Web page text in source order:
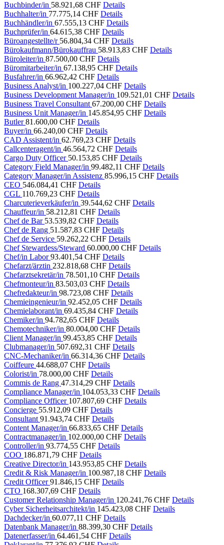
Buchbinder/in 58.921,68 CHF Details
Buchhalter/in 77.775,14 CHF Details
Buchhändler/in 67.555,13 CHF Details
Buchprüfer/in 64.615,38 CHF Details
Büroangestellte/r 56.804,34 CHF Details
Bürokaufmann/Bürokauffrau 58.913,83 CHF Details
Büroleiter/in 87.500,00 CHF Details
Büromitarbeiter/in 67.138,95 CHF Details
Busfahrer/in 66.962,42 CHF Details
Business Analyst/in 100.227,04 CHF Details
Business Development Manager/in 109.521,01 CHF Details
Business Travel Consultant 67.200,00 CHF Details
Business Unit Manager/in 145.854,95 CHF Details
Butler81.600,00 CHF Details
Buyer/in 66.240,00 CHF Details
CAD Assistent/in 62.769,23 CHF Details
Callcenteragent/in 46.564,72 CHF Details
Cargo Duty Officer 50.153,85 CHF Details
Category Field Manager/in 99.482,11 CHF Details
Category Manager/in Assistenz 85.996,15 CHF Details
CEO 546.084,41 CHF Details
CGL 110.769,23 CHF Details
Charcuterieverkäufer/in 39.544,62 CHF Details
Chauffeur/in 58.212,81 CHF Details
Chef de Bar 53.539,82 CHF Details
Chef de Rang 51.587,83 CHF Details
Chef de Service 59.262,22 CHF Details
Chef Stewardess/Steward 60.000,00 CHF Details
Chef/in Labor93.401,54 CHF Details
Chefarzt/ärztin 232.818,68 CHF Details
Chefarztsekretär/in 78.501,10 CHF Details
Chefmonteur/in 83.503,03 CHF Details
Chefredakteur/in 98.723,08 CHF Details
Chemieingenieur/in 92.452,05 CHF Details
Chemielaborant/in 69.435,84 CHF Details
Chemiker/in 94.782,65 CHF Details
Chemotechniker/in 80.004,00 CHF Details
Client Manager/in 99.453,85 CHF Details
Clubmanager/in 507.692,31 CHF Details
CNC-Mechaniker/in 66.314,36 CHF Details
Coiffeure 44.688,07 CHF Details
Colorist/in 78.000,00 CHF Details
Commis de Rang 47.314,29 CHF Details
Compliance Manager/in 104.053,33 CHF Details
Compliance Officer 107.807,69 CHF Details
Concierge 55.912,09 CHF Details
Consultant 91.943,74 CHF Details
Content Manager/in 66.833,65 CHF Details
Contractmanager/in 102.000,00 CHF Details
Controller/in 93.774,55 CHF Details
COO 186.871,79 CHF Details
Creative Director/in 143.953,85 CHF Details
Credit & Risk Manager/in 100.987,18 CHF Details
Credit Officer91.846,15 CHF Details
CTO 168.307,69 CHF Details
Customer Relationship Manager/in 120.241,76 CHF Details
Cyber Sicherheitsarchitekt/in 145.423,08 CHF Details
Dachdecker/in 60.077,11 CHF Details
Datenbank Manager/in 88.399,30 CHF Details
Datenerfasser/in 64.461,54 CHF Details